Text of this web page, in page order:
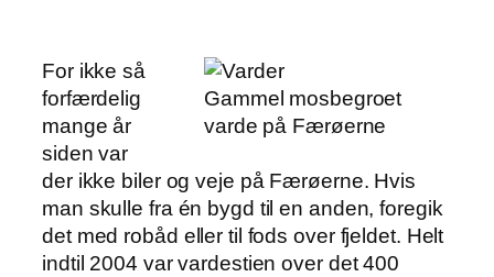
Gammel mosbegroet
varde på Færøerne
For ikke så
forfærdelig
mange år
siden var
der ikke biler og veje på Færøerne. Hvis
man skulle fra én bygd til en anden, foregik
det med robåd eller til fods over fjeldet. Helt
indtil 2004 var vardestien over det 400